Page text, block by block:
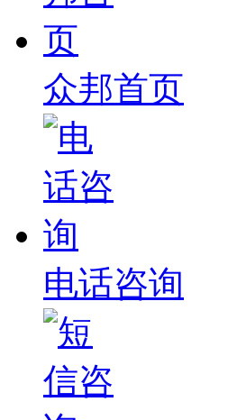
众邦首页
电话咨询